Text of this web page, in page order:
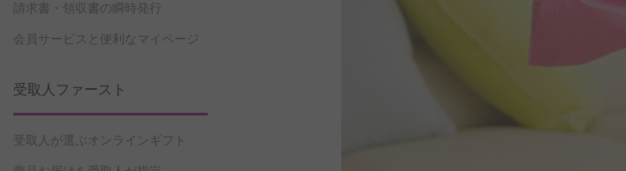
請求書・領収書の瞬時発行
会員サービスと便利なマイページ
受取人ファースト
受取人が選ぶオンラインギフト